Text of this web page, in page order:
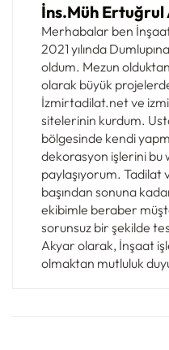
İns.Müh
Merhabalar ben
2021 yılında
oldum. Mezun
olarak büyük
İzmirtadilat.net ve
sitelerinin kurdum.
bölgesinde kendi
dekorasyon işlerini bu
paylaşıyorum.
başından sonuna
ekibimle beraber
sorunsuz bir şekilde
Akyar olarak, İnşaat
olmaktan mutluluk